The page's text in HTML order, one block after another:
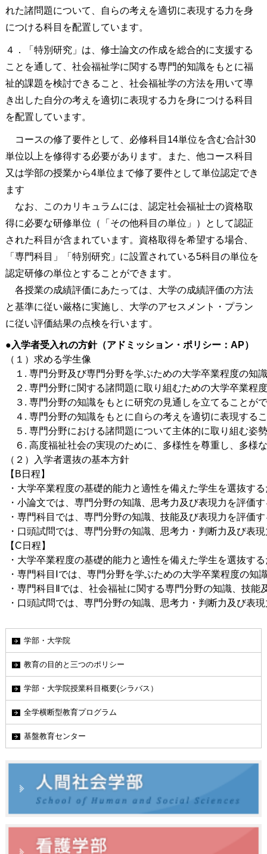
学部・大学院
教育の目的と三つのポリシー
学部・大学院授業科目概要(シラバス）
全学横断型教育プログラム
基盤教育センター
れた諸問題について、自らの考えを適切に表現する力を身
につける科目を配置しています。
４．「特別研究」は、修士論文の作成を総合的に支援する
ことを通して、社会福祉学に関する専門的知識をもとに福
祉的課題を検討できること、社会福祉学の方法を用いて導
き出した自分の考えを適切に表現する力を身につける科目
を配置しています。
コースの修了要件として、必修科目14単位を含む合計30
単位以上を修得する必要があります。また、他コース科目
又は学部の授業から4単位まで修了要件として単位認定でき
ます
なお、このカリキュラムには、認定社会福祉士の資格取
得に必要な研修単位（「その他科目の単位」）として認証
された科目が含まれています。資格取得を希望する場合、
「専門科目」「特別研究」に設置されている5科目の単位を
認定研修の単位とすることができます。
各授業の成績評価にあたっては、大学の成績評価の方法
と基準に従い厳格に実施し、大学のアセスメント・プラン
に従い評価結果の点検を行います。
● 入学者受入れの方針（アドミッション・ポリシー：AP）
（１）求める学生像
１. 専門分野及び専門分野を学ぶための大学卒業程度の知
２. 専門分野に関する諸問題に取り組むための大学卒業程
３. 専門分野の知識をもとに研究の見通しを立てることが
４. 専門分野の知識をもとに自らの考えを適切に表現する
５. 専門分野における諸問題について主体的に取り組む姿
６. 高度福祉社会の実現のために、多様性を尊重し、多様
（２）入学者選抜の基本方針
【B日程】
・大学卒業程度の基礎的能力と適性を備えた学生を選抜す
・小論文では、専門分野の知識、思考力及び表現力を評価
・専門科目では、専門分野の知識、技能及び表現力を評価
・口頭試問では、専門分野の知識、思考力・判断力及び表
【C日程】
・大学卒業程度の基礎的能力と適性を備えた学生を選抜す
・専門科目Ⅰでは、専門分野を学ぶための大学卒業程度の知
・専門科目Ⅱでは、社会福祉に関する専門分野の知識、技
・口頭試問では、専門分野の知識、思考力・判断力及び表